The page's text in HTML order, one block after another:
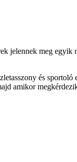
jelennek meg
és
amikor